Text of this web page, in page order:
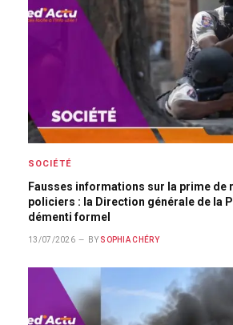
SOCIÉTÉ
Fausses informations sur la prime de
policiers : la Direction générale de la
démenti formel
13/07/2026 BY SOPHIA CHÉRY